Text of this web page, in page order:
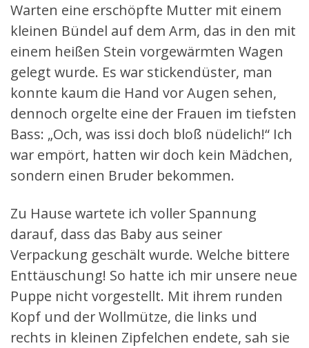
Warten eine erschöpfte Mutter mit einem
kleinen Bündel auf dem Arm, das in den mit
einem heißen Stein vorgewärmten Wagen
gelegt wurde. Es war stickendüster, man
konnte kaum die Hand vor Augen sehen,
dennoch orgelte eine der Frauen im tiefsten
Bass: „Och, was issi doch bloß nüdelich!“ Ich
war empört, hatten wir doch kein Mädchen,
sondern einen Bruder bekommen.
Zu Hause wartete ich voller Spannung
darauf, dass das Baby aus seiner
Verpackung geschält wurde. Welche bittere
Enttäuschung! So hatte ich mir unsere neue
Puppe nicht vorgestellt. Mit ihrem runden
Kopf und der Wollmütze, die links und
rechts in kleinen Zipfelchen endete, sah sie